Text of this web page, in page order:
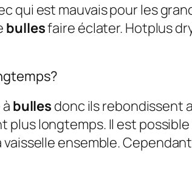
qui est mauvais pour les
bullesfaire éclater. Hotplus
bulles donc ils rebondissent
plus longtemps. Il est
vaisselle ensemble.